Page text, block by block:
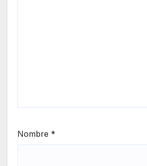
Nombre *